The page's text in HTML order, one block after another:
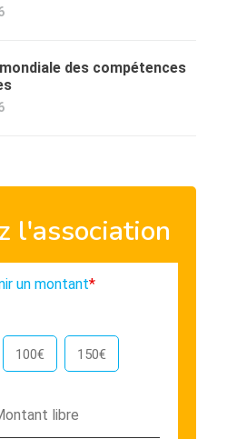
des compétences
l'association
un montant*
100€ 150€